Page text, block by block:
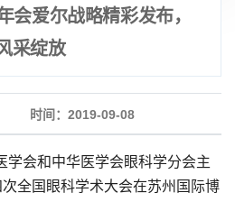
会爱尔战略精彩发布，
采绽放
时间：2019-09-08
学会和中华医学会眼科学分会主
全国眼科学术大会在苏州国际博